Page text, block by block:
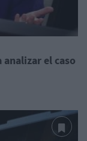
el caso